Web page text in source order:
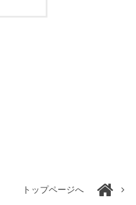
トップページへ